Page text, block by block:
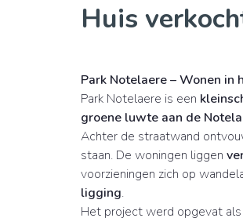
Huis
Park Notelaere – Wonen in
Park Notelaere is een
groene luwte aan de
Achter de straatwand
staan. De woningen liggen
voorzieningen zich op
ligging.
Het project werd opgevat